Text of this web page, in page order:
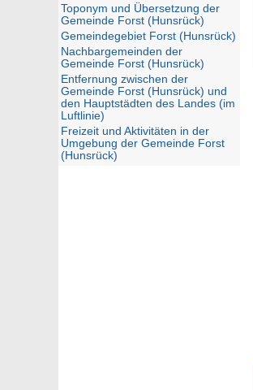
Toponym und Übersetzung der
Gemeinde Forst (Hunsrück)
Gemeindegebiet Forst (Hunsrück)
Nachbargemeinden der
Gemeinde Forst (Hunsrück)
Entfernung zwischen der
Gemeinde Forst (Hunsrück) und
den Hauptstädten des Landes (im
Luftlinie)
Freizeit und Aktivitäten in der
Umgebung der Gemeinde Forst
(Hunsrück)